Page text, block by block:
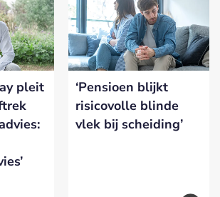
pleit
‘Pensioen blijkt
risicovolle blinde
vlek bij scheiding’